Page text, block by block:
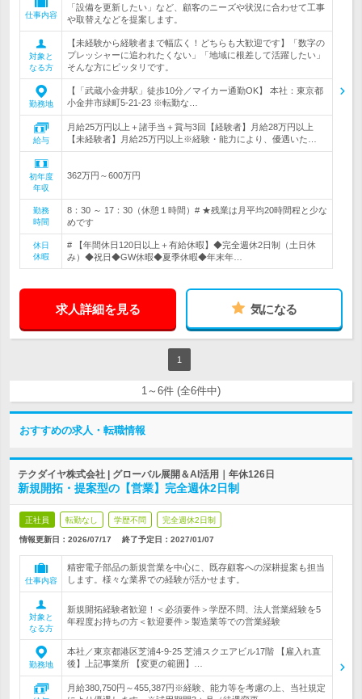
仕事内容
「設備を更新したい」など、顧客のニーズや状況に合わせて工事
や取替えなどを提案します。
対象と
なる方
【未経験から経験者まで幅広く！どちらも大歓迎です】「数字の
プレッシャーに追われたくない」「地域に根差して活躍したい」
そんな方にピッタリです。
勤務地
【「武蔵小金井駅」徒歩10分／マイカー通勤OK】 本社：東京都
小金井市緑町5-21-23 ※転勤な…
給与
月給25万円以上＋諸手当＋賞与3回【経験者】月給28万円以上
【未経験者】月給25万円以上※経験・能力により、優遇いた…
初年度
年収
362万円～600万円
勤務
時間
8：30 ～ 17：30（休憩１時間）# ★残業は月平均20時間程と少な
めです
休日
休暇
# 【年間休日120日以上＋有給休暇】◆完全週休2日制（土日休
み）◆祝日◆GW休暇◆夏季休暇◆年末年…
求人詳細を見る 気になる
1
1～6件 (全6件中)
おすすめの求人・転職情報
テクダイヤ株式会社 | グローバル展開＆AI活用｜年休126日
新規開拓・提案型の【営業】完全週休2日制
正社員 転勤なし 学歴不問 完全週休2日制
情報更新日：2026/07/17 終了予定日： 2027/01/07
仕事内容
精密電子部品の新規営業を中心に、既存顧客への深耕提案も担当
します。様々な業界での経験が活かせます。
対象と
なる方
新規開拓経験者歓迎！＜必須要件＞学歴不問、法人営業経験を5
年程度お持ちの方＜歓迎要件＞製造業等での営業経験
勤務地
本社／東京都港区芝浦4-9-25 芝浦スクエアビル17階 【雇入れ直
後】上記事業所 【変更の範囲】…
月給380,750円～455,387円※経験、能力等を考慮の上、当社規定